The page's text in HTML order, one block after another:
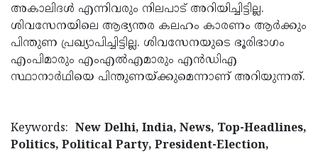
അകാലിദൾ എന്നിവരും നിലപാട് അറിയിച്ചിട്ടില്ല.
ശിവസേനയിലെ ആഭ്യന്തര കലഹം കാരണം ആർക്കും
പിന്തുണ പ്രഖ്യാപിച്ചിട്ടില്ല. ശിവസേനയുടെ ഭൂരിഭാഗം
എംപിമാരും എംഎൽഎമാരും എൻഡിഎ
സ്ഥാനാർഥിയെ പിന്തുണയ്ക്കുമെന്നാണ് അറിയുന്നത്.
Keywords: New Delhi, India, News, Top-Headlines,
Politics, Political Party, President-Election,